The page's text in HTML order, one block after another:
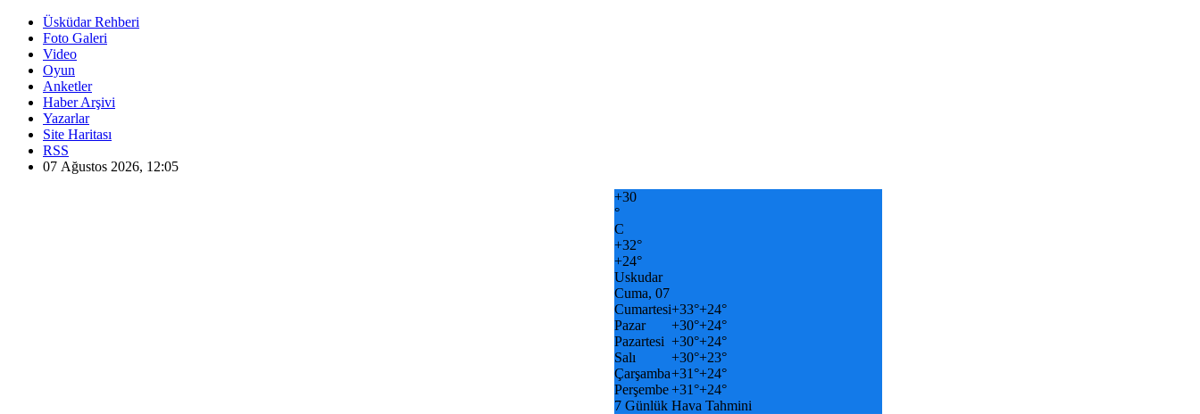
Üsküdar Rehberi
Foto Galeri
Video
Oyun
Anketler
Haber Arşivi
Yazarlar
Site Haritası
RSS
07 Ağustos 2026, 12:05
+30
°
C
+32°
+24°
Uskudar
Cuma, 07
Cumartesi+33°+24°
Pazar
+30°+24°
Pazartesi +30°+24°
Salı
+30°+23°
Çarşamba+31°+24°
Perşembe+31°+24°
7 Günlük Hava Tahmini